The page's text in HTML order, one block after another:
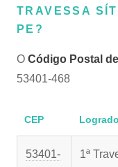
TRAVESSA
PE?
O Código Postal
53401-468
CEP
53401-
1ª